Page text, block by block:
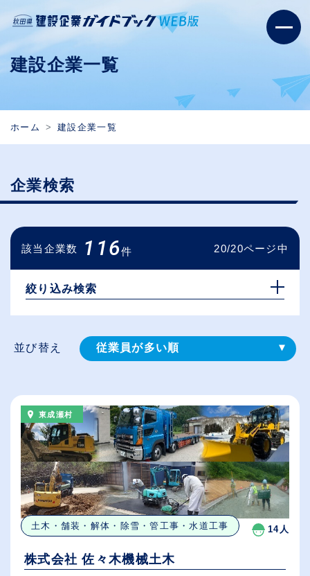
建設企業一覧
ホーム 建設企業一覧
企業検索
該当企業数 116件 20/20ページ中
絞り込み検索
並び替え 従業員が多い順
給与が高い順
（⾼卒の給与を基準）
休日数が多い順
東成瀬村
土木・舗装・解体・除雪・管工事・水道工事 14人
株式会社 佐々木機械土木